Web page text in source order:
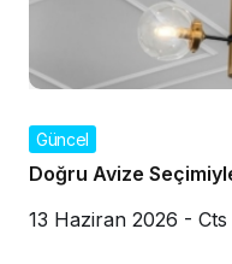
Güncel
Doğru Avize
13 Haziran 2026 -